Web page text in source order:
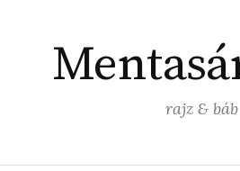
rajz & báb